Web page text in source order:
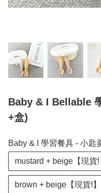
Baby & I Bellable
+盒)
Baby & I 學習餐具 - 小匙
mustard + beige【現貨!
brown + beige【現貨!】